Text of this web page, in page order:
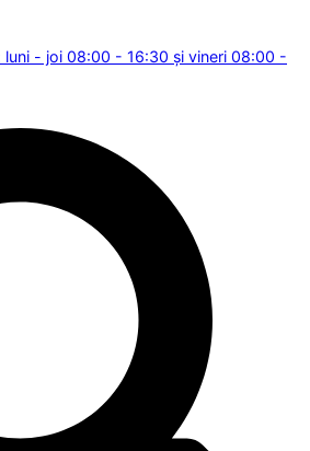
luni - joi 08:00 - 16:30 și vineri 08:00 -